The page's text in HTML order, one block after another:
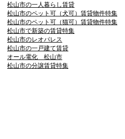
松山市の一人暮らし賃貸
松山市のペット可（犬可）賃貸物件特集
松山市のペット可（猫可）賃貸物件特集
松山市で新築の賃貸特集
松山市のレオパレス
松山市の一戸建て賃貸
オール電化 松山市
松山市の分譲賃貸特集